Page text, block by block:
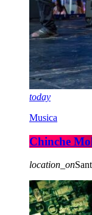
today
Musica
Chinche
location_on